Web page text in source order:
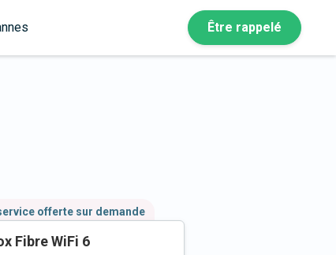
Être rappelé
offerte sur demande
Fibre WiFi 6